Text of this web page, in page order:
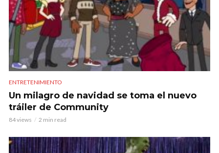
ENTRETENIMIENTO
Un milagro de navidad se toma el nuevo
tráiler de Community
84 views 2 min read